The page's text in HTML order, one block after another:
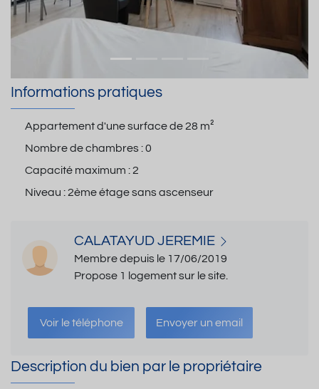
Informations pratiques
Appartement d'une surface de28 m²
Nombre de chambres :0
Capacité maximum :2
Niveau :2ème étage sans ascenseur
CALATAYUD JEREMIE
Membre depuis le 17/06/2019
Propose 1 logement sur le site.
Voir le téléphone Envoyer un email
Description du bien par le propriétaire